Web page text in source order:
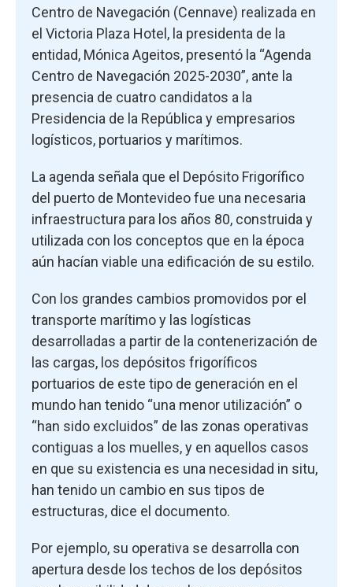
Centro de Navegación (Cennave) realizada en
el Victoria Plaza Hotel, la presidenta de la
entidad, Mónica Ageitos, presentó la “Agenda
Centro de Navegación 2025-2030”, ante la
presencia de cuatro candidatos a la
Presidencia de la República y empresarios
logísticos, portuarios y marítimos.
La agenda señala que el Depósito Frigorífico
del puerto de Montevideo fue una necesaria
infraestructura para los años 80, construida y
utilizada con los conceptos que en la época
aún hacían viable una edificación de su estilo.
Con los grandes cambios promovidos por el
transporte marítimo y las logísticas
desarrolladas a partir de la contenerización de
las cargas, los depósitos frigoríficos
portuarios de este tipo de generación en el
mundo han tenido “una menor utilización” o
“han sido excluidos” de las zonas operativas
contiguas a los muelles, y en aquellos casos
en que su existencia es una necesidad in situ,
han tenido un cambio en sus tipos de
estructuras, dice el documento.
Por ejemplo, su operativa se desarrolla con
apertura desde los techos de los depósitos